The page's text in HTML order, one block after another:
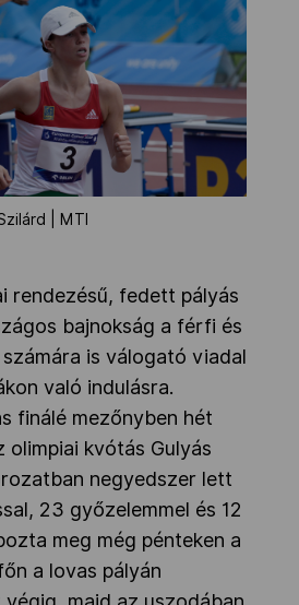
| MTI
rendezésű, fedett pályás
bajnokság a férfi és
is válogató viadal
való indulásra.
finálé mezőnyben hét
olimpiai kvótás Gulyás
negyedszer lett
23 győzelemmel és 12
meg még pénteken a
a lovas pályán